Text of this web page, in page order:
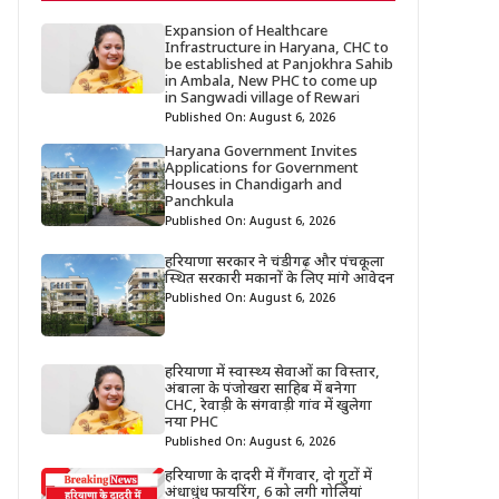
Expansion of Healthcare
Infrastructure in Haryana, CHC to
be established at Panjokhra Sahib
in Ambala, New PHC to come up
in Sangwadi village of Rewari
Published On: August 6, 2026
Haryana Government Invites
Applications for Government
Houses in Chandigarh and
Panchkula
Published On: August 6, 2026
हरियाणा सरकार ने चंडीगढ़ और पंचकूला
स्थित सरकारी मकानों के लिए मांगे आवेदन
Published On: August 6, 2026
हरियाणा में स्वास्थ्य सेवाओं का विस्तार,
अंबाला के पंजोखरा साहिब में बनेगा
CHC, रेवाड़ी के संगवाड़ी गांव में खुलेगा
नया PHC
Published On: August 6, 2026
हरियाणा के दादरी में गैंगवार, दो गुटों में
अंधाधुंध फायरिंग, 6 को लगी गोलियां